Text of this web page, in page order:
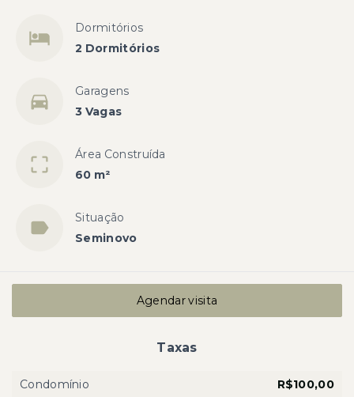
Dormitórios
2 Dormitórios
Garagens
3 Vagas
Área Construída
60 m²
Situação
Seminovo
Agendar visita
Taxas
Condomínio R$100,00